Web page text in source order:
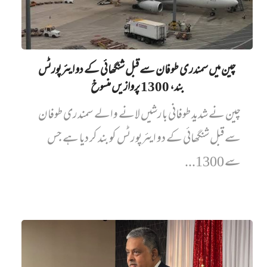
چین میں‌ سمندری طوفان سے قبل شنگھائی کے دو ایئرپورٹس
بند، 1300 پروازیں‌ منسوخ
چین نے شدید طوفانی بارشیں لانے والے سمندری طوفان
سے قبل شنگھائی کے دو ایئرپورٹس کو بند کر دیا ہے جس
سے 1300...